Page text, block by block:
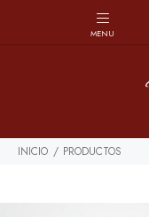
INICIO PRODUCTOS